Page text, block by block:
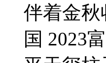
伴着金秋
国 2023